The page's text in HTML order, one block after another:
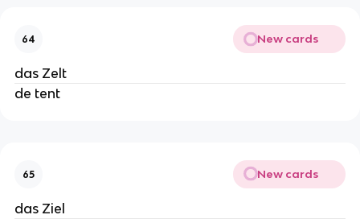
64 New cards
das Zelt
de tent
65 New cards
das Ziel